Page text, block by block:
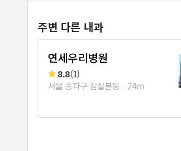
주변 다른 내과
연세우리병원
8.8(1)
서울 송파구 잠실본동
24m